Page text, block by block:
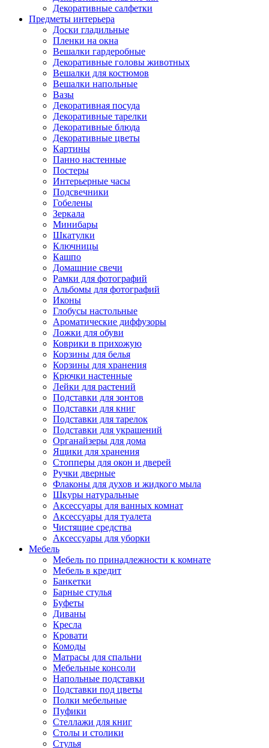
Декоративные салфетки
Предметы интерьера
Доски гладильные
Пленки на окна
Вешалки гардеробные
Декоративные головы животных
Вешалки для костюмов
Вешалки напольные
Вазы
Декоративная посуда
Декоративные тарелки
Декоративные блюда
Декоративные цветы
Картины
Панно настенные
Постеры
Интерьерные часы
Подсвечники
Гобелены
Зеркала
Минибары
Шкатулки
Ключницы
Кашпо
Домашние свечи
Рамки для фотографий
Альбомы для фотографий
Иконы
Глобусы настольные
Ароматические диффузоры
Ложки для обуви
Коврики в прихожую
Корзины для белья
Корзины для хранения
Крючки настенные
Лейки для растений
Подставки для зонтов
Подставки для книг
Подставки для тарелок
Подставки для украшений
Органайзеры для дома
Ящики для хранения
Стопперы для окон и дверей
Ручки дверные
Флаконы для духов и жидкого мыла
Шкуры натуральные
Аксессуары для ванных комнат
Аксессуары для туалета
Чистящие средства
Аксессуары для уборки
Мебель
Мебель по принадлежности к комнате
Мебель в кредит
Банкетки
Барные стулья
Буфеты
Диваны
Кресла
Кровати
Комоды
Матрасы для спальни
Мебельные консоли
Напольные подставки
Подставки под цветы
Полки мебельные
Пуфики
Стеллажи для книг
Столы и столики
Стулья